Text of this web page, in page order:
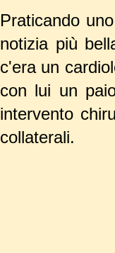
Praticando
notizia più
c'era un
con lui un
intervento
collaterali.